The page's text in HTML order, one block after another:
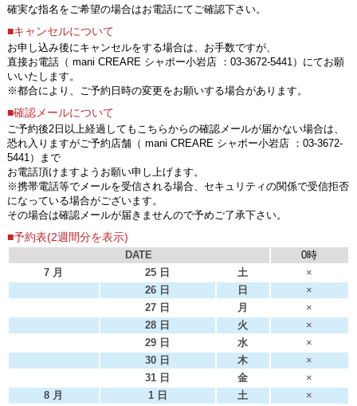
確実な指名をご希望の場合はお電話にてご確認下さい。
■キャンセルについて
お申し込み後にキャンセルをする場合は、お手数ですが、
直接お電話（ mani CREARE シャポー小岩店 ：03-3672-5441）にてお願
いいたします。
※都合により、ご予約日時の変更をお願いする場合があります。
■確認メールについて
ご予約後2日以上経過してもこちらからの確認メールが届かない場合は、
恐れ入りますがご予約店舗（ mani CREARE シャポー小岩店 ：03-3672-
5441）まで
お電話頂けますようお願い申し上げます。
※携帯電話等でメールを受信される場合、セキュリティの関係で受信拒否
になっている場合がございます。
その場合は確認メールが届きませんので予めご了承下さい。
■予約表(2週間分を表示)
DATE
0時
7 月
25 日 土
×
26 日
日
×
27 日
月
×
28 日
火
×
29 日
水
×
30 日
木
×
31 日
金
×
8 月
1 日 土
×